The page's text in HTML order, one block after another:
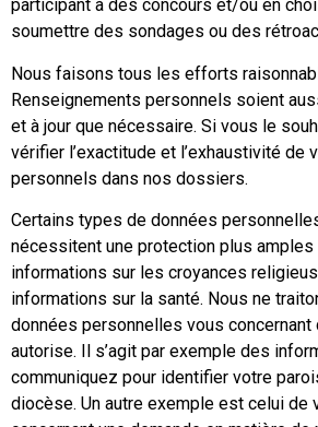
participant à des concours et/ou en
soumettre des sondages ou des
Nous faisons tous les efforts
Renseignements personnels soient
et à jour que nécessaire. Si vous le
vérifier l’exactitude et l’exhaustivité de
personnels dans nos dossiers.
Certains types de données
nécessitent une protection plus
informations sur les croyances
informations sur la santé. Nous ne
données personnelles vous concernant
autorise. Il s’agit par exemple des
communiquez pour identifier votre
diocèse. Un autre exemple est celui de